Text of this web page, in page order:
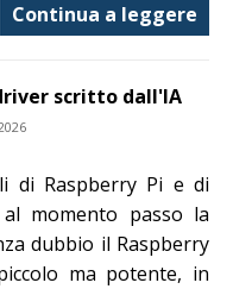
Continua a leggere
scritto dall'IA
di Raspberry Pi e di
momento passo la
dubbio il Raspberry
ma potente, in